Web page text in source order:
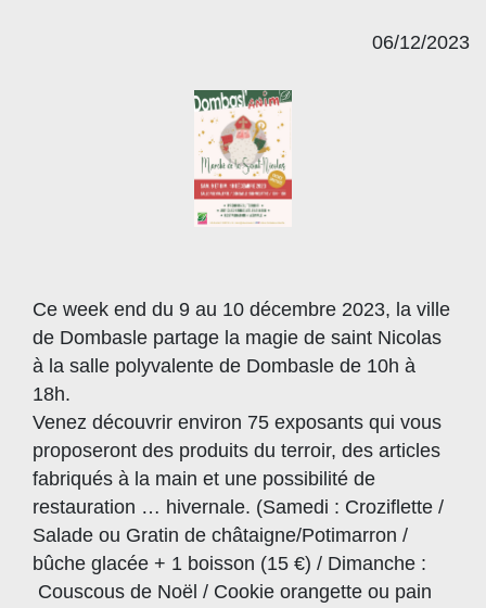
06/12/2023
Ce week end du 9 au 10 décembre 2023, la ville
de Dombasle partage la magie de saint Nicolas
à la salle polyvalente de Dombasle de 10h à
18h.
Venez découvrir environ 75 exposants qui vous
proposeront des produits du terroir, des articles
fabriqués à la main et une possibilité de
restauration … hivernale. (Samedi : Croziflette /
Salade ou Gratin de châtaigne/Potimarron /
bûche glacée + 1 boisson (15 €) / Dimanche :
Couscous de Noël / Cookie orangette ou pain